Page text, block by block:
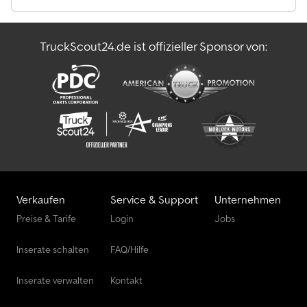
OS-37-DZ = Firmeninformationen = Dieses Fahrzeug finanzieren?
Finanzierungsleasingvertrag für Sie mit einer Laufzeit von 12, 24,
36, 48 oder 60 Monaten. Chodezkf Ncspfx Afiea Alle Fotos und
weitere Informationen finden Sie unter oder kontaktieren Sie
uns direkt.
TruckScout24.de ist offizieller Sponsor von:
Verkaufen
Preise & Tarife
Inserate schalten
Inserate verwalten
Service & Support
Login
FAQ/Hilfe
Kontakt
Unternehmen
Jobs